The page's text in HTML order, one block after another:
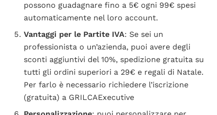
possono guadagnare fino a 5€ ogni 99€ spesi
automaticamente nel loro account.
Vantaggi per le Partite IVA: Se sei un
professionista o un’azienda, puoi avere degli
sconti aggiuntivi del 10%, spedizione gratuita su
tutti gli ordini superiori a 29€ e regali di Natale.
Per farlo è necessario richiedere l’iscrizione
(gratuita) a GRILCAExecutive